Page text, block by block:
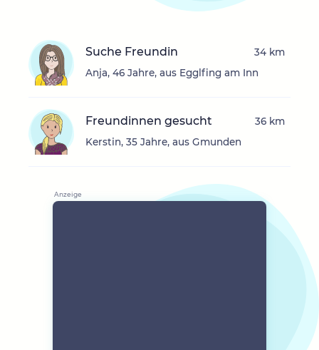
Suche Freundin
Anja, 46 Jahre, aus Egglfing am Inn
34 km
Freundinnen gesucht
Kerstin, 35 Jahre, aus Gmunden
36 km